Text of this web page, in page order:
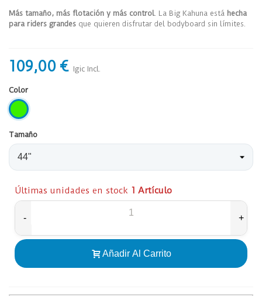
Más tamaño, más flotación y más control. La Big Kahuna está hecha
para riders grandes que quieren disfrutar del bodyboard sin límites.
109,00 € Igic Incl.
Color
NEON
GREEN
Tamaño
Últimas unidades en stock 1 Artículo
- +
Añadir Al Carrito